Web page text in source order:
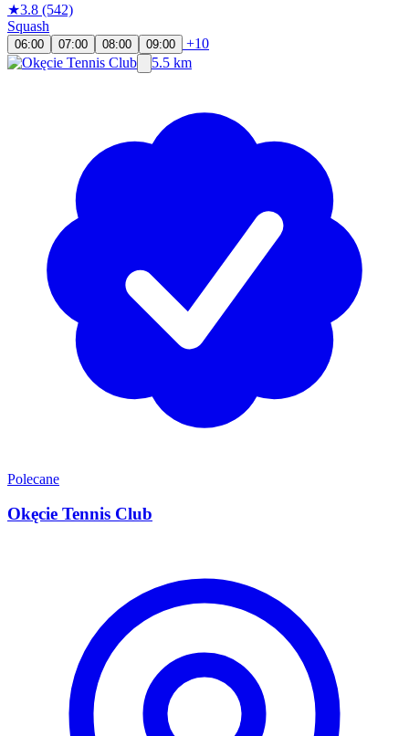
★3.8 (542)
Squash
06:00 07:00 08:00 09:00
+10
5.5 km
Polecane
Okęcie Tennis Club